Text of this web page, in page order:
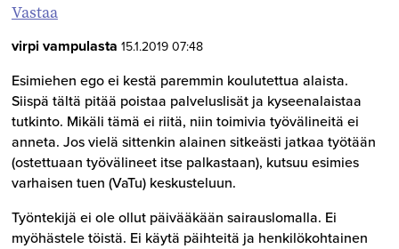
Vastaa
virpi vampulasta 15.1.2019 07:48
Esimiehen ego ei kestä paremmin koulutettua alaista.
Siispä tältä pitää poistaa palveluslisät ja kyseenalaistaa
tutkinto. Mikäli tämä ei riitä, niin toimivia työvälineitä ei
anneta. Jos vielä sittenkin alainen sitkeästi jatkaa työtään
(ostettuaan työvälineet itse palkastaan), kutsuu esimies
varhaisen tuen (VaTu) keskusteluun.
Työntekijä ei ole ollut päivääkään sairauslomalla. Ei
myöhästele töistä. Ei käytä päihteitä ja henkilökohtainen